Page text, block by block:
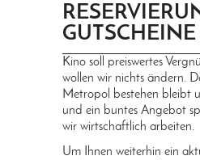
GUTSCHEINE
Kino soll preiswertes
wollen wir nichts ändern.
Metropol bestehen bleibt
und ein buntes Angebot
wir wirtschaftlich arbeiten.
Um Ihnen weiterhin ein